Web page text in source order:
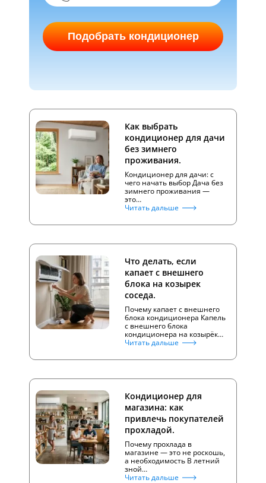
Подобрать кондиционер
Как выбрать
кондиционер для дачи
без зимнего
проживания.
Кондиционер для дачи: с
чего начать выбор Дача без
зимнего проживания —
это…
Читать дальше
Что делать, если
капает с внешнего
блока на козырек
соседа.
Почему капает с внешнего
блока кондиционера Капель
с внешнего блока
кондиционера на козырёк…
Читать дальше
Кондиционер для
магазина: как
привлечь покупателей
прохладой.
Почему прохлада в
магазине — это не роскошь,
а необходимость В летний
зной…
Читать дальше